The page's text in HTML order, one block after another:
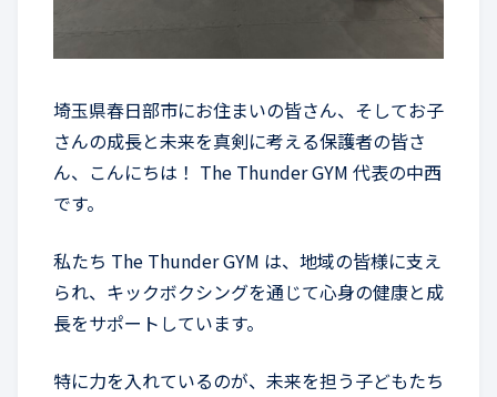
埼玉県春日部市にお住まいの皆さん、そしてお子
さんの成長と未来を真剣に考える保護者の皆さ
ん、こんにちは！ The Thunder GYM 代表の中西
です。
私たち The Thunder GYM は、地域の皆様に支え
られ、キックボクシングを通じて心身の健康と成
長をサポートしています。
特に力を入れているのが、未来を担う子どもたち